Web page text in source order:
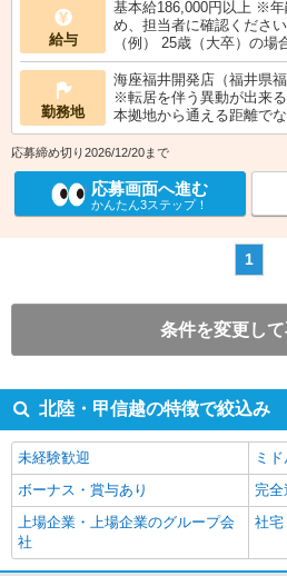
給与
基本給186,000円以上 ※
め、担当者に確認くださ
（例） 25歳（大卒）の
勤務地
海座福井開発店（福井県
※転居を伴う異動が出来
本拠地から通える距離で
応募締め切り2026/12/20まで
応募画面へ進む
かんたん3ステップ！
1
条件を変更し
北陸・甲信越の特徴で絞込み
未経験歓迎
ミ
ボーナス・賞与あり
完全
上場企業・上場企業のグループ会
社
社宅